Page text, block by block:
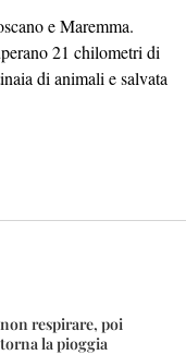
e Maremma.
21 chilometri di
di animali e salvata
respirare, poi
la pioggia